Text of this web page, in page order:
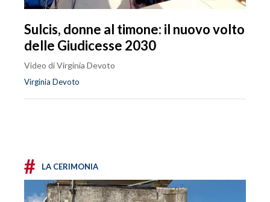
Sulcis, donne al timone: il nuovo volto
delle Giudicesse 2030
Video di Virginia Devoto
Virginia Devoto
# LA CERIMONIA